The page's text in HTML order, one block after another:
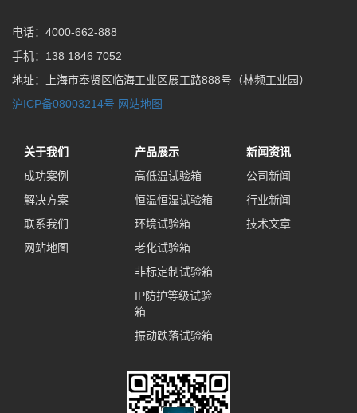
电话：4000-662-888
手机：138 1846 7052
地址：上海市奉贤区临海工业区展工路888号（林频工业园）
沪ICP备08003214号 网站地图
关于我们
成功案例
解决方案
联系我们
网站地图
产品展示
高低温试验箱
恒温恒湿试验箱
环境试验箱
老化试验箱
非标定制试验箱
IP防护等级试验
箱
振动跌落试验箱
新闻资讯
公司新闻
行业新闻
技术文章